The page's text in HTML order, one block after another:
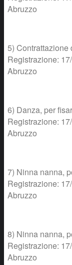
Abruzzo
5)
Registrazione:
Abruzzo
6) Danza, per
Registrazione:
Abruzzo
7) Ninna nanna,
Registrazione:
Abruzzo
8) Ninna nanna,
Registrazione:
Abruzzo